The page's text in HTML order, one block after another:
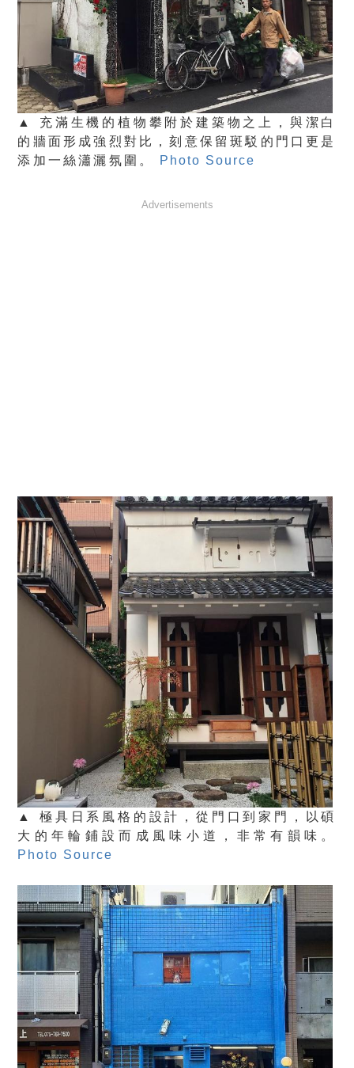
▲ 充滿生機的植物攀附於建築物之上，與潔白
的牆面形成強烈對比，刻意保留斑駁的門口更是
添加一絲瀟灑氛圍。 Photo Source
Advertisements
▲ 極具日系風格的設計，從門口到家門，以碩
大的年輪鋪設而成風味小道，非常有韻味。
Photo Source